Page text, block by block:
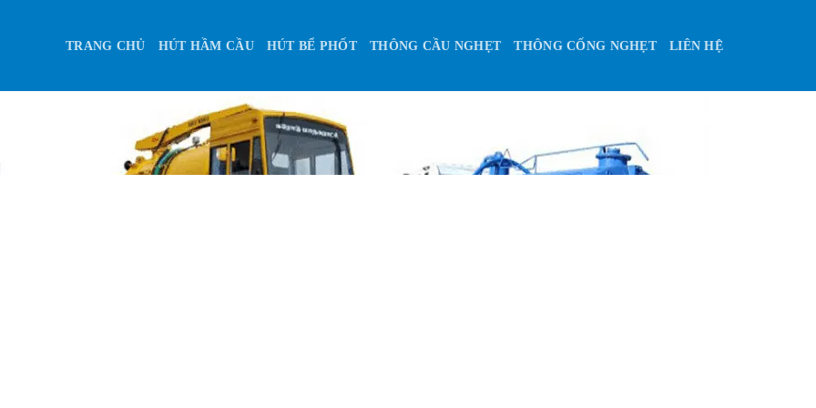
TRANG CHỦ HÚT HẦM CẦU HÚT BỂ PHỐT THÔNG CẦU NGHẸT THÔNG CỐNG NGHẸT LIÊN HỆ